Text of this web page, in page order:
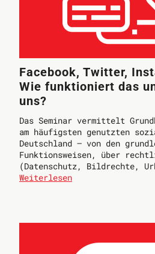
Facebook, Twitter,
Wie funktioniert das
uns?
Das Seminar vermittelt
am häufigsten genutzten
Deutschland – von den
Funktionsweisen, über
(Datenschutz, Bildrechte,
Weiterlesen